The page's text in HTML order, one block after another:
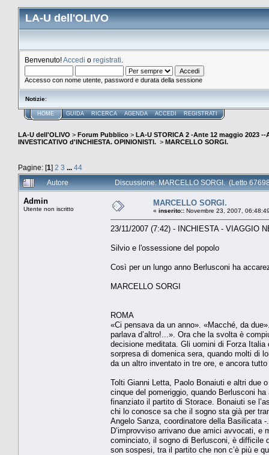
LA-U dell'OLIVO
Benvenuto!Accedi o registrati
Accesso con nome utente, password e durata della sessione
Notizie:
HOME GUIDA RICERCA AGENDA ACCEDI REGISTRATI
LA-U dell'OLIVO > Forum Pubblico > LA-U STORICA 2 -Ante 12 maggio 2023 --
INVESTICATIVO d'INCHIESTA. OPINIONISTI. > MARCELLO SORGI.
Pagine: [1] 2 3 ... 44
Autore
Discussione: MARCELLO SORGI. (Letto
Admin
Utente non iscritto
MARCELLO SORGI.
« inserito:: Novembre 23, 2007,
23/11/2007 (7:42) - INCHIESTA - VIAGGIO
Silvio e l'ossessione del popolo
Così per un lungo anno Berlusconi ha
MARCELLO SORGI
ROMA
«Ci pensava da un anno». «Macché, da
parlava d’altro!...». Ora che la svolta è
decisione meditata. Gli uomini di Forza
sorpresa di domenica sera, quando molti di
da un altro inventato in tre ore, e ancora
Tolti Gianni Letta, Paolo Bonaiuti e altri due
cinque del pomeriggio, quando Berlusconi
finanziato il partito di Storace. Bonaiuti se
chi lo conosce sa che il sogno sta già per
Angelo Sanza, coordinatore della Basilicata
D’improvviso arrivano due amici avvocati, e
cominciato, il sogno di Berlusconi, è difficile
son sospesi, tra il partito che non c’è più e